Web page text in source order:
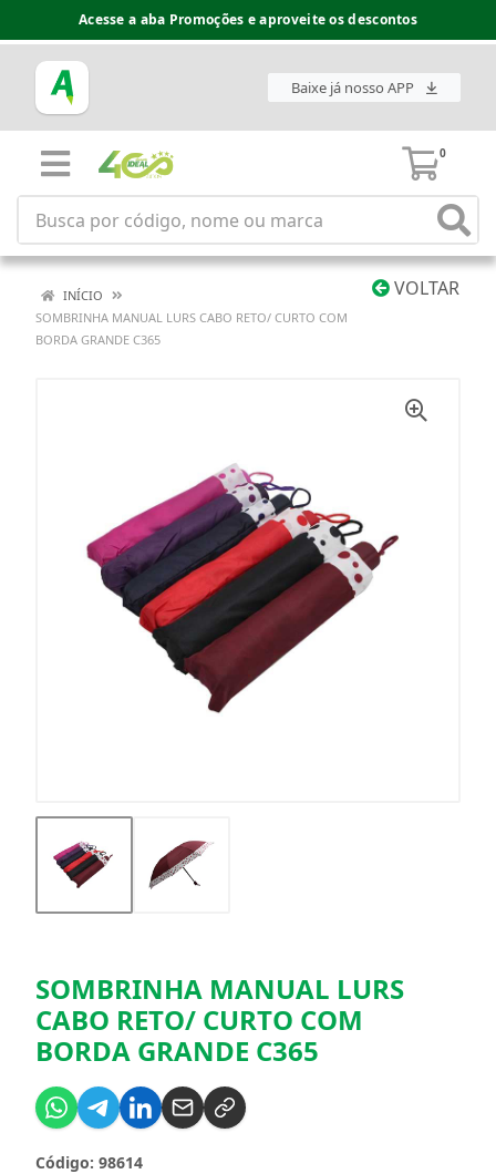
Acesse a aba Promoções e aproveite os descontos
Baixe já nosso APP
0
VOLTAR
INÍCIO
SOMBRINHA MANUAL LURS CABO RETO/ CURTO COM
BORDA GRANDE C365
SOMBRINHA MANUAL LURS
CABO RETO/ CURTO COM
BORDA GRANDE C365
Código: 98614